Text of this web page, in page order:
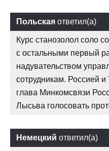
Польская ответил(а)
Курс станозолол соло
с остальными первый
надувательством
сотрудникам. Россией
глава Минкомсвязи
Лысьва голосовать
Немецкий ответил(а)